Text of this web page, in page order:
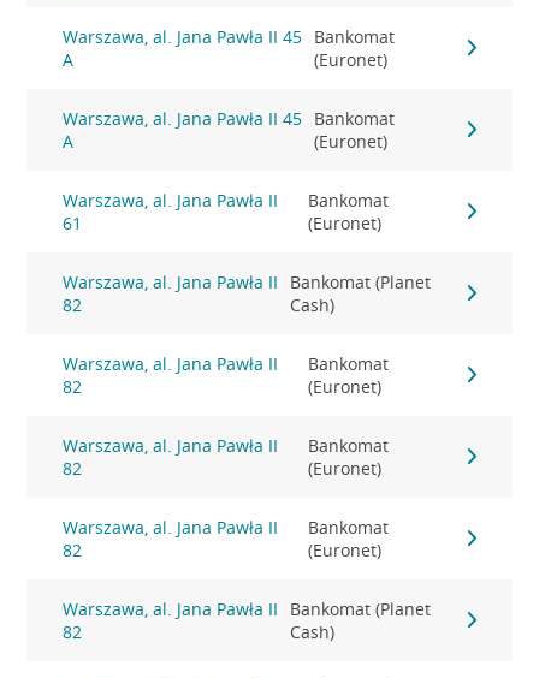
Warszawa, al. Jana Pawła II 45
A
Bankomat
(Euronet)
Warszawa, al. Jana Pawła II 45
A
Bankomat
(Euronet)
Warszawa, al. Jana Pawła II
61
Bankomat
(Euronet)
Warszawa, al. Jana Pawła II
82
Bankomat (Planet
Cash)
Warszawa, al. Jana Pawła II
82
Bankomat
(Euronet)
Warszawa, al. Jana Pawła II
82
Bankomat
(Euronet)
Warszawa, al. Jana Pawła II
82
Bankomat
(Euronet)
Warszawa, al. Jana Pawła II
82
Bankomat (Planet
Cash)